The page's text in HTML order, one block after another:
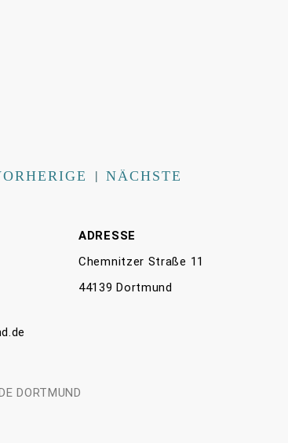
| NÄCHSTE
ADRESSE
Chemnitzer Straße 11
44139 Dortmund
DORTMUND